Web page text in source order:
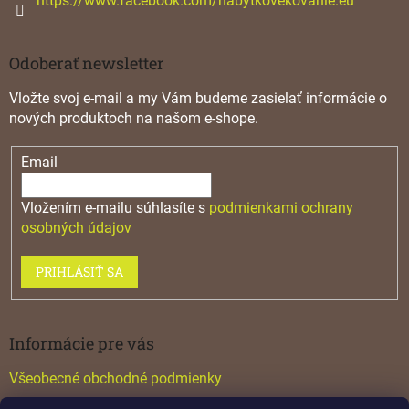
u
Odoberať newsletter
Vložte svoj e-mail a my Vám budeme zasielať informácie o
nových produktoch na našom e-shope.
Email
Vložením e-mailu súhlasíte s podmienkami ochrany
osobných údajov
PRIHLÁSIŤ SA
Informácie pre vás
Všeobecné obchodné podmienky